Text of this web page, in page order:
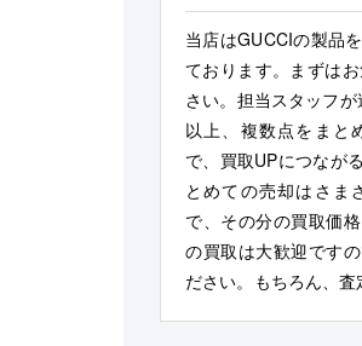
当店はGUCCIの製品
ております。まずは
さい。担当スタッフ
以上、複数点をまと
で、買取UPにつなが
とめての売却はさま
で、その分の買取価
の買取は大歓迎です
ださい。もちろん、査